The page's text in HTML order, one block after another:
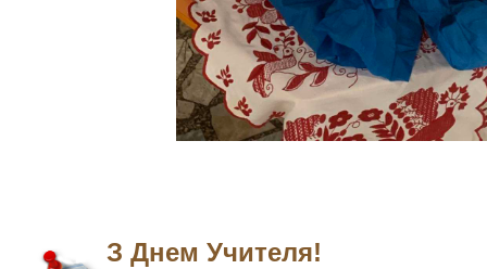
З Днем Учителя!